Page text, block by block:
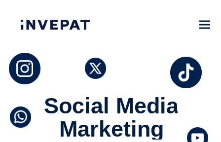
Social Media
Marketing